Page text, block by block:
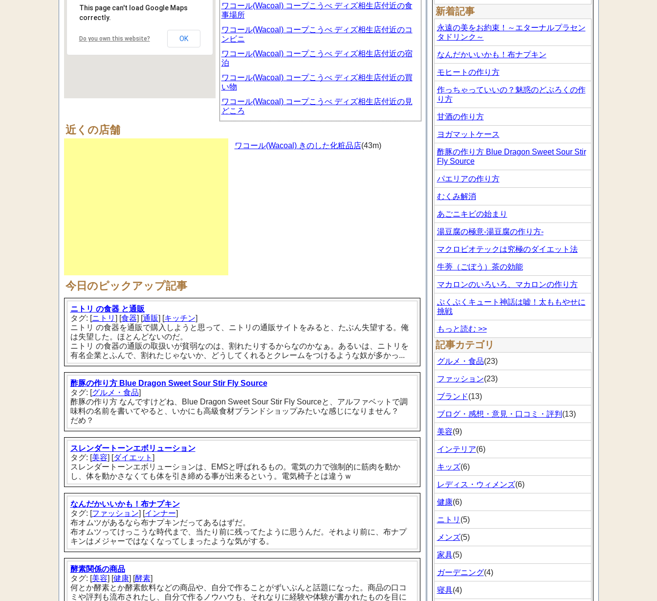
This page can't load Google Maps
correctly.
Do you own this website? OK
ワコール(Wacoal) コープこうべ ディズ相生店付近の食
事場所
ワコール(Wacoal) コープこうべ ディズ相生店付近のコ
ンビニ
ワコール(Wacoal) コープこうべ ディズ相生店付近の宿
泊
ワコール(Wacoal) コープこうべ ディズ相生店付近の買
い物
ワコール(Wacoal) コープこうべ ディズ相生店付近の見
どころ
近くの店舗
ワコール(Wacoal) きのした化粧品店(43m)
今日のピックアップ記事
ニトリ の食器 と通販
タグ: [ニトリ ] [食器] [通販] [キッチン]
ニトリ の食器を通販で購入しようと思って、ニトリの通販サイトをみると、たぶん失望する。俺
は失望した。ほとんどないのだ。
ニトリ の食器の通販の取扱いが貧弱なのは、割れたりするからなのかなぁ。あるいは、ニトリを
有名企業とふんで、割れたじゃないか、どうしてくれるとクレームをつけるような奴が多かっ...
酢豚の作り方 Blue Dragon Sweet Sour Stir Fly Source
タグ: [グルメ・食品]
酢豚の作り方 なんですけどね、Blue Dragon Sweet Sour Stir Fly Sourceと、アルファベットで調
味料の名前を書いてやると、いかにも高級食材ブランドショップみたいな感じになりません？
だめ？
スレンダートーンエボリューション
タグ: [美容] [ダイエット ]
スレンダートーンエボリューションは、EMSと呼ばれるもの。電気の力で強制的に筋肉を動か
し、体を動かさなくても体を引き締める事が出来るという。電気椅子とは違うｗ
なんだかいいかも！布ナプキン
タグ: [ファッション] [インナー]
布オムツがあるなら布ナプキンだってあるはずだ。
布オムツってけっこうな時代まで、当たり前に残ってたように思うんだ。それより前に、布ナプ
キンはメジャーではなくなってしまったような気がする。
酵素関係の商品
タグ: [美容] [健康] [酵素]
何とか酵素とか酵素飲料などの商品や、自分で作ることがずいぶんと話題になった。商品の口コ
ミや評判も流布されたし、自分で作るノウハウも、それなりに経験や体験が書かれたものを目に
新着記事
永遠の美をお約束！～エターナルプラセン
タドリンク～
なんだかいいかも！布ナプキン
モヒートの作り方
作っちゃっていいの？魅惑のどぶろくの作
り方
甘酒の作り方
ヨガマットケース
酢豚の作り方 Blue Dragon Sweet Sour Stir
Fly Source
パエリアの作り方
むくみ解消
あごニキビの始まり
湯豆腐の極意-湯豆腐の作り方-
マクロビオテックは究極のダイエット法
牛蒡（ごぼう）茶の効能
マカロンのいろいろ、マカロンの作り方
ぷくぷくキュート神話は嘘！太ももやせに
挑戦
もっと読む >>
記事カテゴリ
グルメ・食品(23)
ファッション(23)
ブランド(13)
ブログ・感想・意見・口コミ・評判 (13)
美容(9)
インテリア(6)
キッズ(6)
レディス・ウィメンズ(6)
健康(6)
ニトリ (5)
メンズ(5)
家具(5)
ガーデニング(4)
寝具(4)